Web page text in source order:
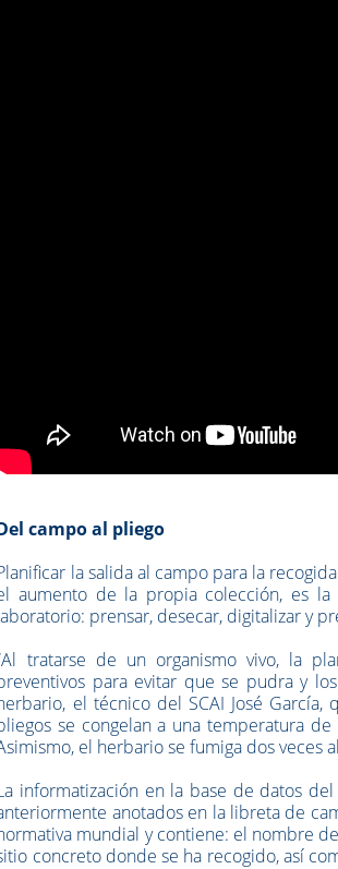
campo al pliego
la salida al campo para la
aumento de la propia colección, es
prensar, desecar, digitalizar y
tratarse de un organismo vivo, la
para evitar que se pudra y
el técnico del SCAI José
se congelan a una temperatura
el herbario se fumiga dos veces
informatización en la base de datos
anotados en la libreta de
mundial y contiene: el nombre
concreto donde se ha recogido, así